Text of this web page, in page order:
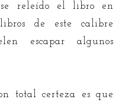
releído el libro en
de este calibre
escapar algunos
total certeza es que